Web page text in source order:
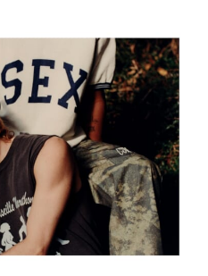
JOURNAL
ムのYouTube
IT #AH.H
#MUSIC #MOVIE
#OUTDOOR
HANDBOOK